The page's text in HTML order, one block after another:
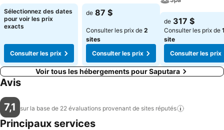
Sélectionnez des dates
pour voir les prix
exacts
Consulter les prix
de 87 $
Consulter les prix de 2
sites
Consulter les prix
de 317 $
Consulter les prix de
site
Consulter les prix
Voir tous les hébergements pour Saputara
Avis
7,1 sur la base de 22 évaluations provenant de sites réputés
Principaux services